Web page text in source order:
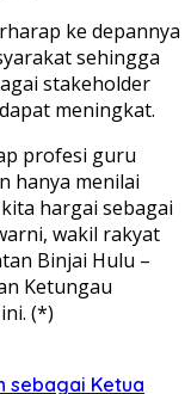
ke depannya
sehingga
stakeholder
meningkat.
profesi guru
hanya menilai
hargai sebagai
wakil rakyat
Binjai Hulu –
Ketungau
(*)
sebagai Ketua